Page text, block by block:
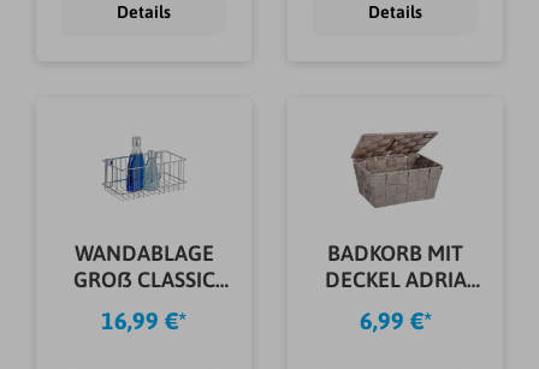
Details Details
WANDABLAGE
GROß CLASSIC
CHROM
16,99 €*
BADKORB MIT
DECKEL ADRIA
TAUPE
6,99 €*